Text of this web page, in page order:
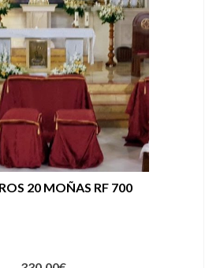
20 MOÑAS RF 700